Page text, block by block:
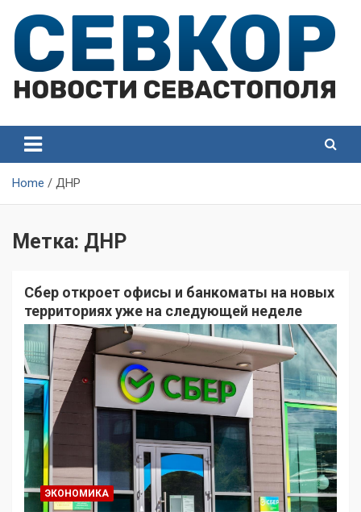
content
Севастополя
Севастополя
Home ДНР
Метка: ДНР
Сбер откроет офисы и банкоматы на новых
территориях уже на следующей неделе
ЭКОНОМИКА